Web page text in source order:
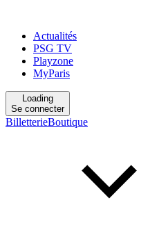
Actualités
PSG TV
Playzone
MyParis
Loading
Se connecter
BilletterieBoutique